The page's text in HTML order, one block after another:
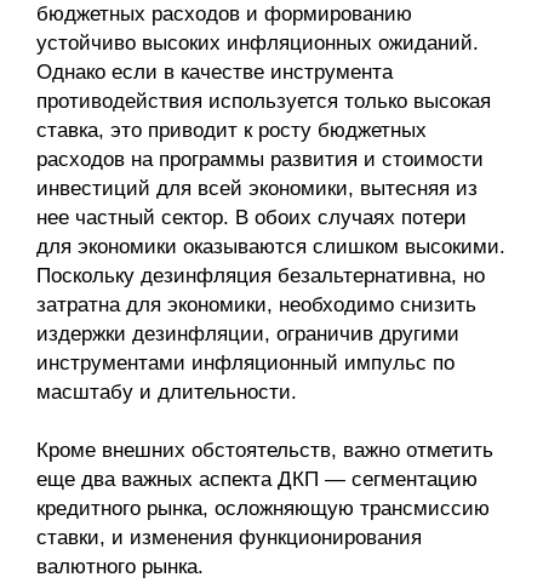
бюджетных расходов и формированию
устойчиво высоких инфляционных ожиданий.
Однако если в качестве инструмента
противодействия используется только высокая
ставка, это приводит к росту бюджетных
расходов на программы развития и стоимости
инвестиций для всей экономики, вытесняя из
нее частный сектор. В обоих случаях потери
для экономики оказываются слишком высокими.
Поскольку дезинфляция безаль­тернативна, но
затратна для экономики, необходимо снизить
издержки дезинфляции, ограничив другими
инструментами инфляционный импульс по
масштабу и длительности.
Кроме внешних обстоятельств, важно отметить
еще два важ­ных аспекта ДКП — сегментацию
кредитного рынка, осложняющую трансмиссию
ставки, и изменения функционирования
валютного рынка.